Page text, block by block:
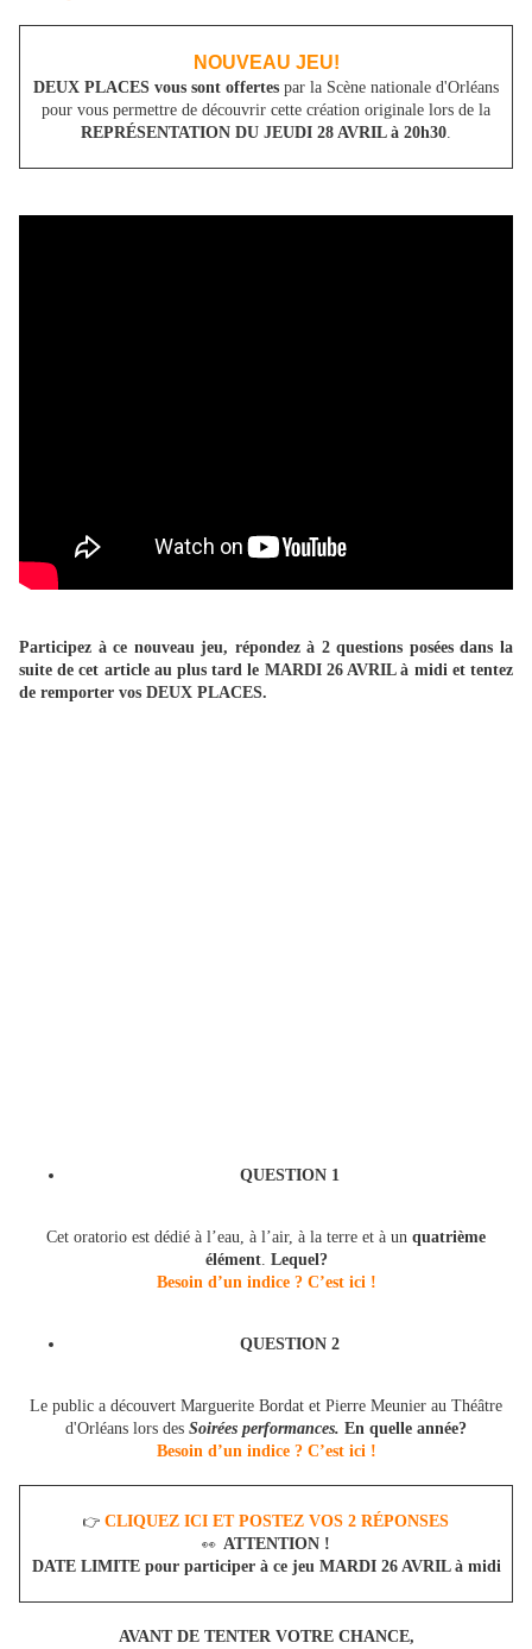
NOUVEAU JEU!
DEUX PLACES vous sont offertes par la Scène nationale d'Orléans
pour vous permettre de découvrir cette création originale lors de la
REPRÉSENTATION DU JEUDI 28 AVRIL à 20h30.
Participez à ce nouveau jeu, répondez à 2 questions posées dans la
suite de cet article au plus tard le MARDI 26 AVRIL à midi et tentez
de remporter vos DEUX PLACES.
QUESTION 1
Cet oratorio est dédié à l’eau, à l’air, à la terre et à un quatrième
élément. Lequel?
Besoin d’un indice ? C’est ici !
QUESTION 2
Le public a découvert Marguerite Bordat et Pierre Meunier au Théâtre
d'Orléans lors des Soirées performances. En quelle année?
Besoin d’un indice ? C’est ici !
👉 CLIQUEZ ICI ET POSTEZ VOS 2 RÉPONSES
👀 ATTENTION !
DATE LIMITE pour participer à ce jeu MARDI 26 AVRIL à midi
AVANT DE TENTER VOTRE CHANCE,